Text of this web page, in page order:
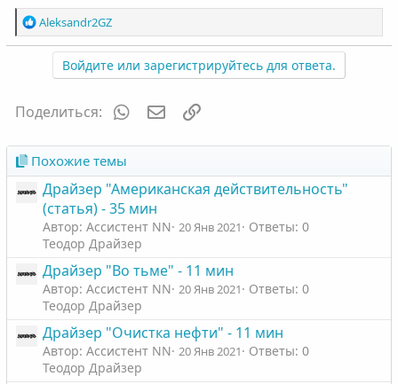
Р
е
и
Aleksandr2GZ
Войдите или зарегистрируйтесь для ответа.
Поделиться: WhatsAppЭлектронная почта
Похожие темы
Драйзер "Американская действительность"
(статья) - 35 мин
Автор: Ассистент NN 20 Янв 2021
Ответы: 0
Теодор Драйзер
Драйзер "Во тьме" - 11 мин
Автор: Ассистент NN 20 Янв 2021
Ответы: 0
Теодор Драйзер
Драйзер "Очистка нефти" - 11 мин
Автор: Ассистент NN 20 Янв 2021
Ответы: 0
Теодор Драйзер